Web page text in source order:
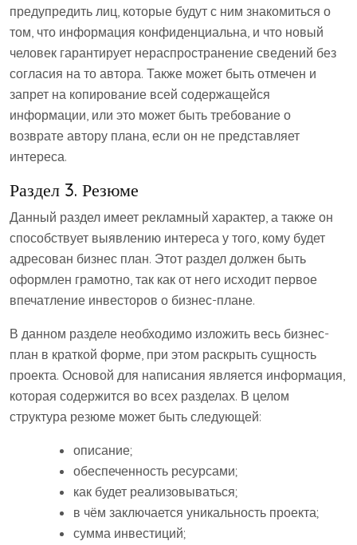
предупредить лиц, которые будут с ним знакомиться о
том, что информация конфиденциальна, и что новый
человек гарантирует нераспространение сведений без
согласия на то автора. Также может быть отмечен и
запрет на копирование всей содержащейся
информации, или это может быть требование о
возврате автору плана, если он не представляет
интереса.
Раздел 3. Резюме
Данный раздел имеет рекламный характер, а также он
способствует выявлению интереса у того, кому будет
адресован бизнес план. Этот раздел должен быть
оформлен грамотно, так как от него исходит первое
впечатление инвесторов о бизнес-плане.
В данном разделе необходимо изложить весь бизнес-
план в краткой форме, при этом раскрыть сущность
проекта. Основой для написания является информация,
которая содержится во всех разделах. В целом
структура резюме может быть следующей:
описание;
обеспеченность ресурсами;
как будет реализовываться;
в чём заключается уникальность проекта;
сумма инвестиций;